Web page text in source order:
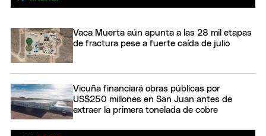
Vaca Muerta aún apunta a las 28 mil etapas
de fractura pese a fuerte caída de julio
Vicuña financiará obras públicas por
US$250 millones en San Juan antes de
extraer la primera tonelada de cobre